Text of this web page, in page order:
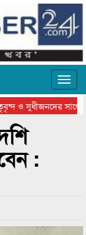
ও সুধীজনদের সাথে
থিয়েটার ফেডারেশানের
: